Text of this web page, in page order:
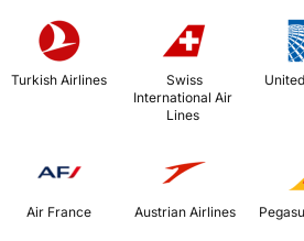
Turkish Airlines
International Air
Lines
Air France Austrian Airlines